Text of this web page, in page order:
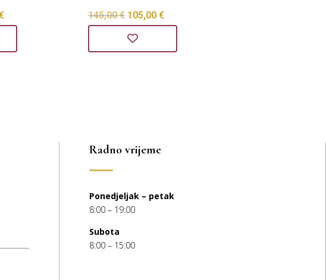
je:
145,00€ Izvorna
cijena
bila
105,00 €
je:
Radno vrijeme
Ponedjeljak – petak
8:00 – 19:00
Subota
8:00 – 15:00